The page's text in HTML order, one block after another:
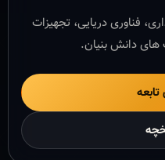
فناوری دریایی، تجهیزات
دانش بنیان.